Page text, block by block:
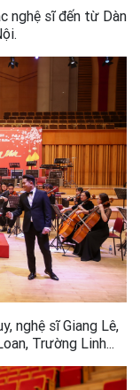
nghệ sĩ đến từ Dàn
nghệ sĩ Giang Lê,
Trường Linh...